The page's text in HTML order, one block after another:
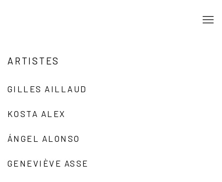
ARTISTES
GILLES AILLAUD
KOSTA ALEX
ÁNGEL ALONSO
GENEVIÈVE ASSE